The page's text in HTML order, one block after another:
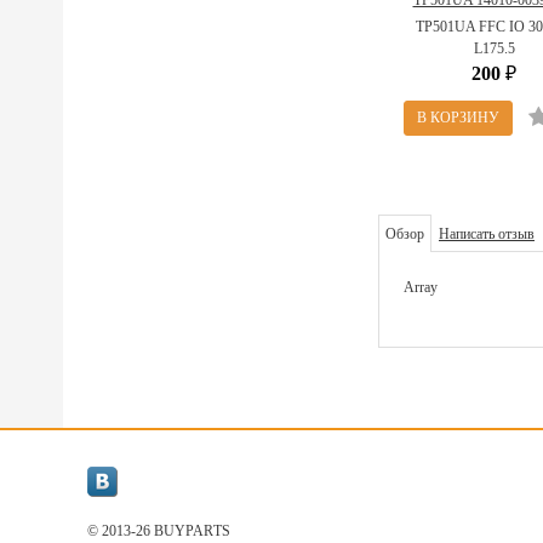
(TP501UA FFC IO
L175.5)
TP501UA FFC IO
L175.5
200 ₽
Обзор Написать отзыв
Array
© 2013-26 BUYPARТS